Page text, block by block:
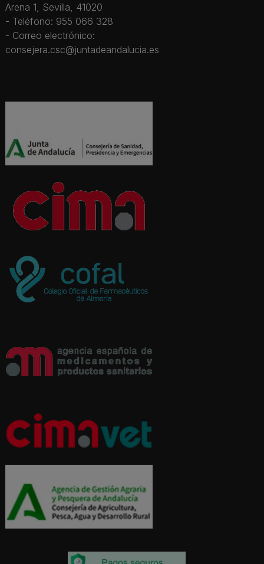
Arena 1, Sevilla, 41020
- Teléfono: 955 066 328
- Correo electrónico:
consejera.csc@juntadeandalucia.es